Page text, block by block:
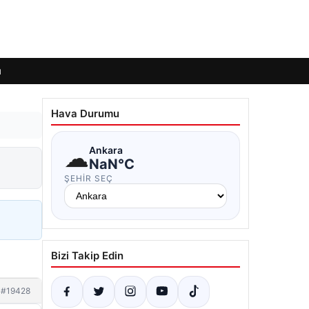
#19428
Hava Durumu
☁Ankara
NaN°C
ŞEHIR SEÇ
Bizi Takip Edin